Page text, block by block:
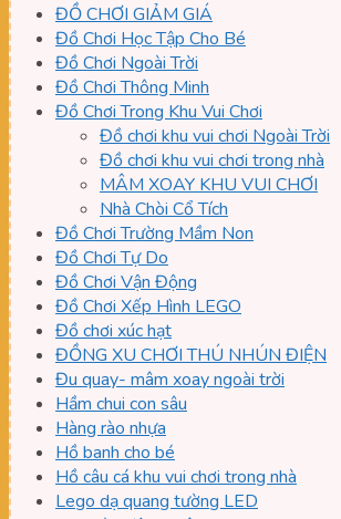
ĐỒ CHƠI GIẢM GIÁ
Đồ Chơi Học Tập Cho Bé
Đồ Chơi Ngoài Trời
Đồ Chơi Thông Minh
Đồ Chơi Trong Khu Vui Chơi
Đồ chơi khu vui chơi Ngoài Trời
Đồ chơi khu vui chơi trong nhà
MÂM XOAY KHU VUI CHƠI
Nhà Chòi Cổ Tích
Đồ Chơi Trường Mầm Non
Đồ Chơi Tự Do
Đồ Chơi Vận Động
Đồ Chơi Xếp Hình LEGO
Đồ chơi xúc hạt
ĐỒNG XU CHƠI THÚ NHÚN ĐIỆN
Đu quay- mâm xoay ngoài trời
Hầm chui con sâu
Hàng rào nhựa
Hồ banh cho bé
Hồ câu cá khu vui chơi trong nhà
Lego dạ quang tường LED